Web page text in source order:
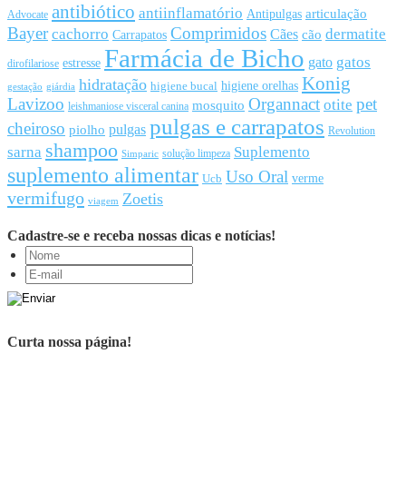
Advocate antibiótico antiinflamatório Antipulgas articulação
Bayer cachorro Carrapatos Comprimidos Cães cão dermatite
dirofilariose estresse Farmácia de Bicho gato gatos
gestação giárdia hidratação higiene bucal higiene orelhas Konig
Lavizoo leishmaniose visceral canina mosquito Organnact otite pet
cheiroso piolho pulgas pulgas e carrapatos Revolution
sarna shampoo Simparic solução limpeza Suplemento
suplemento alimentar Ucb Uso Oral verme
vermifugo viagem Zoetis
Cadastre-se e receba nossas dicas e notícias!
Curta nossa página!